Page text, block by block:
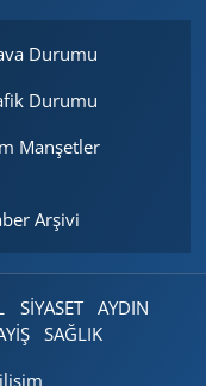
Durumu
Durumu
Manşetler
Arşivi
SİYASET
AYDIN
SAĞLIK